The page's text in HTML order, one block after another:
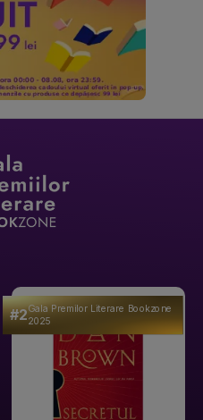
#2Gala Premilor Literare Bookzone
2025